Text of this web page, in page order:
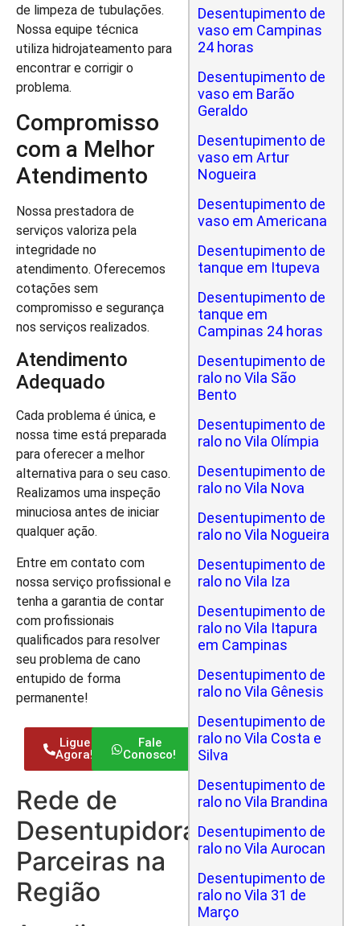
de limpeza de tubulações.
Nossa equipe técnica
utiliza hidrojateamento para
encontrar e corrigir o
problema.
Compromisso
com a Melhor
Atendimento
Nossa prestadora de
serviços valoriza pela
integridade no
atendimento. Oferecemos
cotações sem
compromisso e segurança
nos serviços realizados.
Atendimento
Adequado
Cada problema é única, e
nossa time está preparada
para oferecer a melhor
alternativa para o seu caso.
Realizamos uma inspeção
minuciosa antes de iniciar
qualquer ação.
Entre em contato com
nossa serviço profissional e
tenha a garantia de contar
com profissionais
qualificados para resolver
seu problema de cano
entupido de forma
permanente!
Ligue
Agora!
Fale
Conosco!
Rede de
Desentupidoras
Parceiras na
Região
Desentupimento de
vaso em Campinas
24 horas
Desentupimento de
vaso em Barão
Geraldo
Desentupimento de
vaso em Artur
Nogueira
Desentupimento de
vaso em Americana
Desentupimento de
tanque em Itupeva
Desentupimento de
tanque em
Campinas 24 horas
Desentupimento de
ralo no Vila São
Bento
Desentupimento de
ralo no Vila Olímpia
Desentupimento de
ralo no Vila Nova
Desentupimento de
ralo no Vila Nogueira
Desentupimento de
ralo no Vila Iza
Desentupimento de
ralo no Vila Itapura
em Campinas
Desentupimento de
ralo no Vila Gênesis
Desentupimento de
ralo no Vila Costa e
Silva
Desentupimento de
ralo no Vila Brandina
Desentupimento de
ralo no Vila Aurocan
Desentupimento de
ralo no Vila 31 de
Março